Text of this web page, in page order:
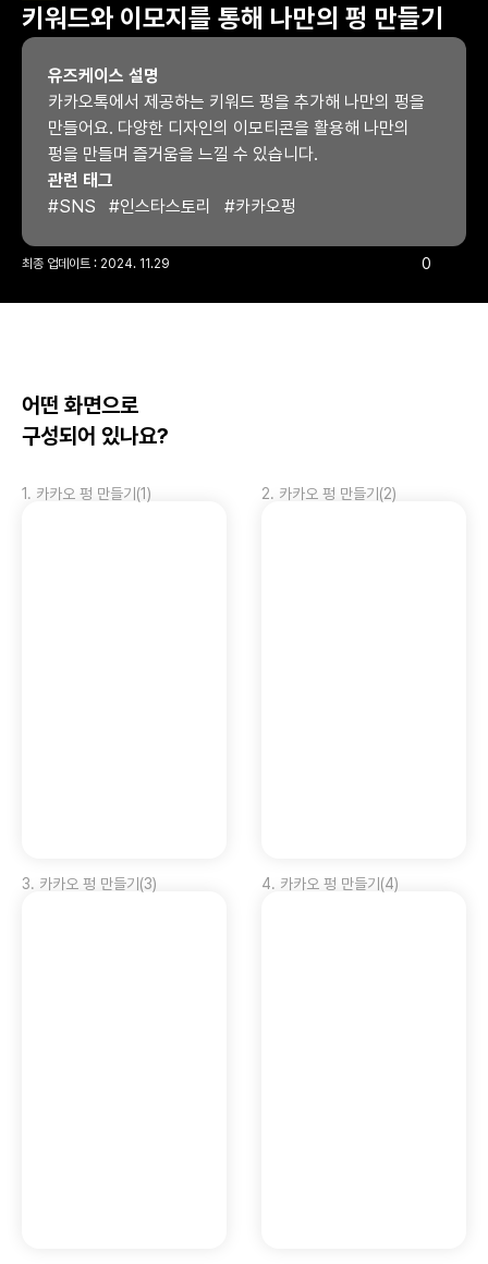
키워드와 이모지를 통해 나만의 펑 만들기
유즈케이스 설명
카카오톡에서 제공하는 키워드 펑을 추가해 나만의 펑을
만들어요. 다양한 디자인의 이모티콘을 활용해 나만의
펑을 만들며 즐거움을 느낄 수 있습니다.
관련 태그
#SNS #인스타스토리 #카카오펑
최종 업데이트 : 2024. 11.29 0
어떤 화면으로
구성되어 있나요?
1. 카카오 펑 만들기(1) 2. 카카오 펑 만들기(2)
3. 카카오 펑 만들기(3) 4. 카카오 펑 만들기(4)